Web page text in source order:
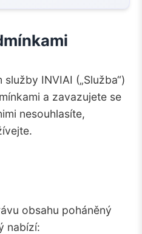
kreditů
použití
INVIAI („Služba“)
a zavazujete se
nesouhlasíte,
obsahu poháněný
nabízí: